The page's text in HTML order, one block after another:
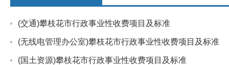
(交通)攀枝花市行政事业性收费项目及标准
(无线电管理办公室)攀枝花市行政事业性收费项目及标准
(国土资源)攀枝花市行政事业性收费项目及标准